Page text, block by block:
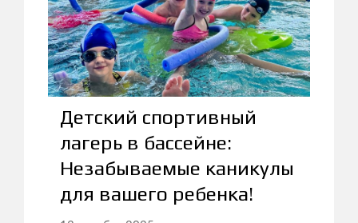
Детский спортивный
лагерь в бассейне:
Незабываемые каникулы
для вашего ребенка!